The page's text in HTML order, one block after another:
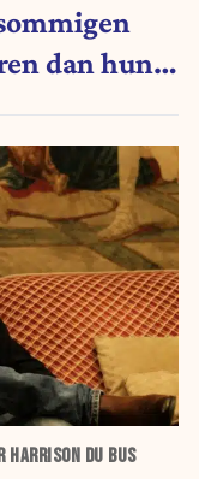
dan hun
HARRISON DU BUS